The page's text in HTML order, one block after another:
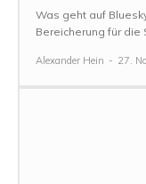
Was geht auf
Bereicherung für die
Alexander Hein - 27.